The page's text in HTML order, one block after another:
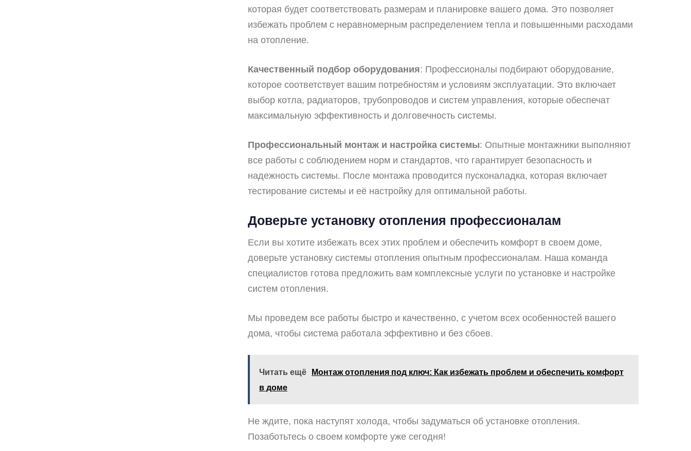
которая будет соответствовать размерам и планировке вашего дома. Это позволяет
избежать проблем с неравномерным распределением тепла и повышенными расходами
на отопление.
Качественный подбор оборудования: Профессионалы подбирают оборудование,
которое соответствует вашим потребностям и условиям эксплуатации. Это включает
выбор котла, радиаторов, трубопроводов и систем управления, которые обеспечат
максимальную эффективность и долговечность системы.
Профессиональный монтаж и настройка системы: Опытные монтажники выполняют
все работы с соблюдением норм и стандартов, что гарантирует безопасность и
надежность системы. После монтажа проводится пусконаладка, которая включает
тестирование системы и её настройку для оптимальной работы.
Доверьте установку отопления профессионалам
Если вы хотите избежать всех этих проблем и обеспечить комфорт в своем доме,
доверьте установку системы отопления опытным профессионалам. Наша команда
специалистов готова предложить вам комплексные услуги по установке и настройке
систем отопления.
Мы проведем все работы быстро и качественно, с учетом всех особенностей вашего
дома, чтобы система работала эффективно и без сбоев.
Читать ещё
Монтаж отопления под ключ: Как избежать проблем и обеспечить комфорт
в доме
Не ждите, пока наступят холода, чтобы задуматься об установке отопления.
Позаботьтесь о своем комфорте уже сегодня!